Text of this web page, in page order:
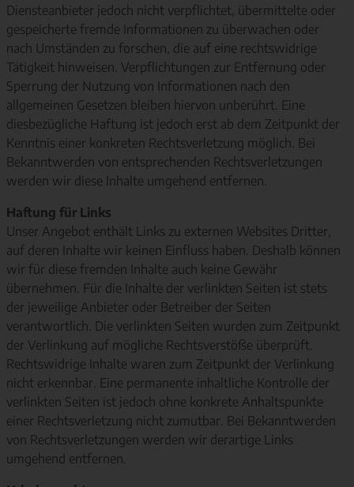
Diensteanbieter jedoch nicht verpflichtet, übermittelte oder
gespeicherte fremde Informationen zu überwachen oder
nach Umständen zu forschen, die auf eine rechtswidrige
Tätigkeit hinweisen. Verpflichtungen zur Entfernung oder
Sperrung der Nutzung von Informationen nach den
allgemeinen Gesetzen bleiben hiervon unberührt. Eine
diesbezügliche Haftung ist jedoch erst ab dem Zeitpunkt der
Kenntnis einer konkreten Rechtsverletzung möglich. Bei
Bekanntwerden von entsprechenden Rechtsverletzungen
werden wir diese Inhalte umgehend entfernen.
Haftung für Links
Unser Angebot enthält Links zu externen Websites Dritter,
auf deren Inhalte wir keinen Einfluss haben. Deshalb können
wir für diese fremden Inhalte auch keine Gewähr
übernehmen. Für die Inhalte der verlinkten Seiten ist stets
der jeweilige Anbieter oder Betreiber der Seiten
verantwortlich. Die verlinkten Seiten wurden zum Zeitpunkt
der Verlinkung auf mögliche Rechtsverstöße überprüft.
Rechtswidrige Inhalte waren zum Zeitpunkt der Verlinkung
nicht erkennbar. Eine permanente inhaltliche Kontrolle der
verlinkten Seiten ist jedoch ohne konkrete Anhaltspunkte
einer Rechtsverletzung nicht zumutbar. Bei Bekanntwerden
von Rechtsverletzungen werden wir derartige Links
umgehend entfernen.